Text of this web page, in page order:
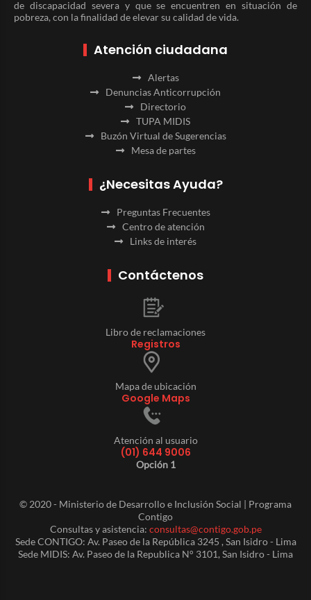
de discapacidad severa y que se encuentren en situación de
pobreza, con la finalidad de elevar su calidad de vida.
Atención ciudadana
Alertas
Denuncias Anticorrupción
Directorio
TUPA MIDIS
Buzón Virtual de Sugerencias
Mesa de partes
¿Necesitas Ayuda?
Preguntas Frecuentes
Centro de atención
Links de interés
Contáctenos
Libro de reclamaciones
Registros
Mapa de ubicación
Google Maps
Atención al usuario
(01) 644 9006
Opción 1
© 2020 - Ministerio de Desarrollo e Inclusión Social | Programa
Contigo
Consultas y asistencia: consultas@contigo.gob.pe
Sede CONTIGO: Av. Paseo de la República 3245 , San Isidro - Lima
Sede MIDIS: Av. Paseo de la Republica N° 3101, San Isidro - Lima